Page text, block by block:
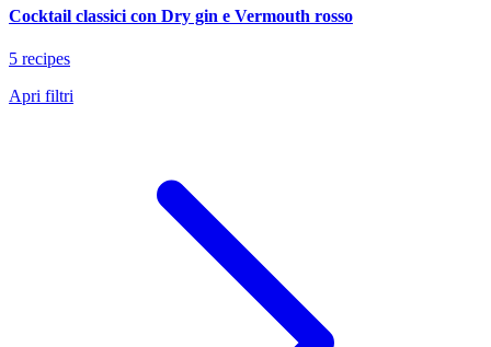
Cocktail classici con Dry gin e Vermouth rosso
5 recipes
Apri filtri